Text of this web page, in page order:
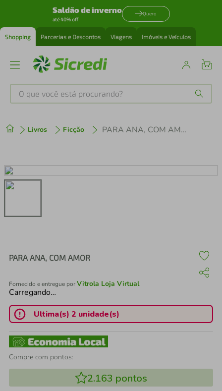
Saldão de inverno
até 40% off
Quero
Shopping Parcerias e Descontos Viagens Imóveis e Veículos
O que você está procurando?
Livros Ficção PARA ANA, COM AMOR
PARA ANA, COM AMOR
Fornecido e entregue porVitrola Loja Virtual
Carregando…
Última(s) 2 unidade(s)
Compre com pontos:
2.163 pontos
2º cafeteira